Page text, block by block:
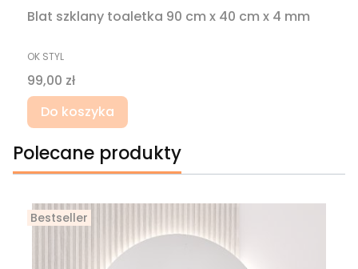
Blat szklany toaletka 90 cm x 40 cm x 4 mm
PRODUCENT
OK STYL
Cena
99,00 zł
Do koszyka
Polecane produkty
Bestseller